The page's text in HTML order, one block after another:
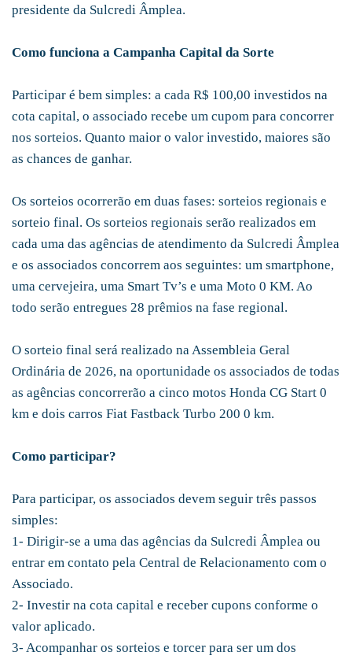
presidente da Sulcredi Âmplea.
Como funciona a Campanha Capital da Sorte
Participar é bem simples: a cada R$ 100,00 investidos na
cota capital, o associado recebe um cupom para concorrer
nos sorteios. Quanto maior o valor investido, maiores são
as chances de ganhar.
Os sorteios ocorrerão em duas fases: sorteios regionais e
sorteio final. Os sorteios regionais serão realizados em
cada uma das agências de atendimento da Sulcredi Âmplea
e os associados concorrem aos seguintes: um smartphone,
uma cervejeira, uma Smart Tv’s e uma Moto 0 KM. Ao
todo serão entregues 28 prêmios na fase regional.
O sorteio final será realizado na Assembleia Geral
Ordinária de 2026, na oportunidade os associados de todas
as agências concorrerão a cinco motos Honda CG Start 0
km e dois carros Fiat Fastback Turbo 200 0 km.
Como participar?
Para participar, os associados devem seguir três passos
simples:
1- Dirigir-se a uma das agências da Sulcredi Âmplea ou
entrar em contato pela Central de Relacionamento com o
Associado.
2- Investir na cota capital e receber cupons conforme o
valor aplicado.
3- Acompanhar os sorteios e torcer para ser um dos